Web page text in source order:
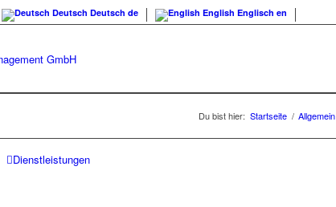
Deutsch Deutsch de English Englisch en
Dienstleistungen
Du bist hier: Startseite / Allgemein